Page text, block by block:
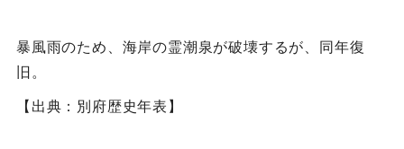
暴風雨のため、海岸の霊潮泉が破壊するが、同年復
旧。
【出典：別府歴史年表】